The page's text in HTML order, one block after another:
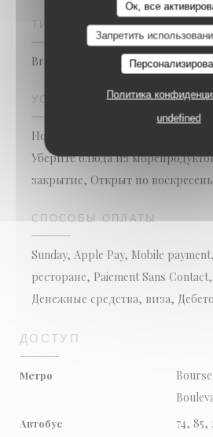
Ок, все
Запретить
Политика
undefined
ТИП ЗАВЕДЕНИЯ
Brasserie - Restaurant
УСЛУГИ
Номер с кондиционером,
Уберите блюда из
закрытие, Открыт по
СПОСОБЫ ОПЛАТЫ
Sunday, Apple Pay, Mobile
ресторане, Paiement Sans
Денежные средства, виза,
ДОСТУП
Метро
Автобус 74, 85,